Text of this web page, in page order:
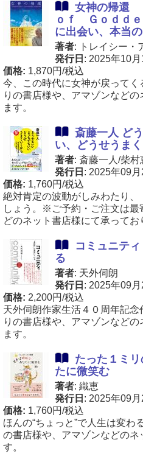
女神の帰還
ｏｆ Ｇｏｄｄ
に出会い、本当
著者: トレイシー・
発行日 : 2025年10月
価格: 1,870円/税込
今、この時代に女神が戻って
りの書店様や、アマゾンなど
ます。
斎藤一人 ど
い、どうせうま
著者: 斎藤一人/柴村
発行日 : 2025年09月
価格: 1,760円/税込
絶対肯定の波動がしみわたり
しょう。※ご予約・ご注文は最
どのネット書店様にて承ってお
コミュニテ
る
著者: 天外伺朗
発行日 : 2025年09月
価格: 2,200円/税込
天外伺朗作家生活４０周年記
りの書店様や、アマゾンなど
ます。
たった１ミ
たに微笑む
著者: 織恵
発行日 : 2025年09月
価格: 1,760円/税込
ほんの“ちょっと”で人生は変
の書店様や、アマゾンなどのネ
す。